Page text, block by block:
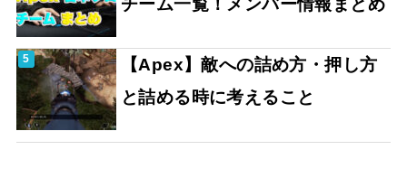
チーム一覧！メンバー情報まとめ
【Apex】敵への詰め方・押し方
と詰める時に考えること